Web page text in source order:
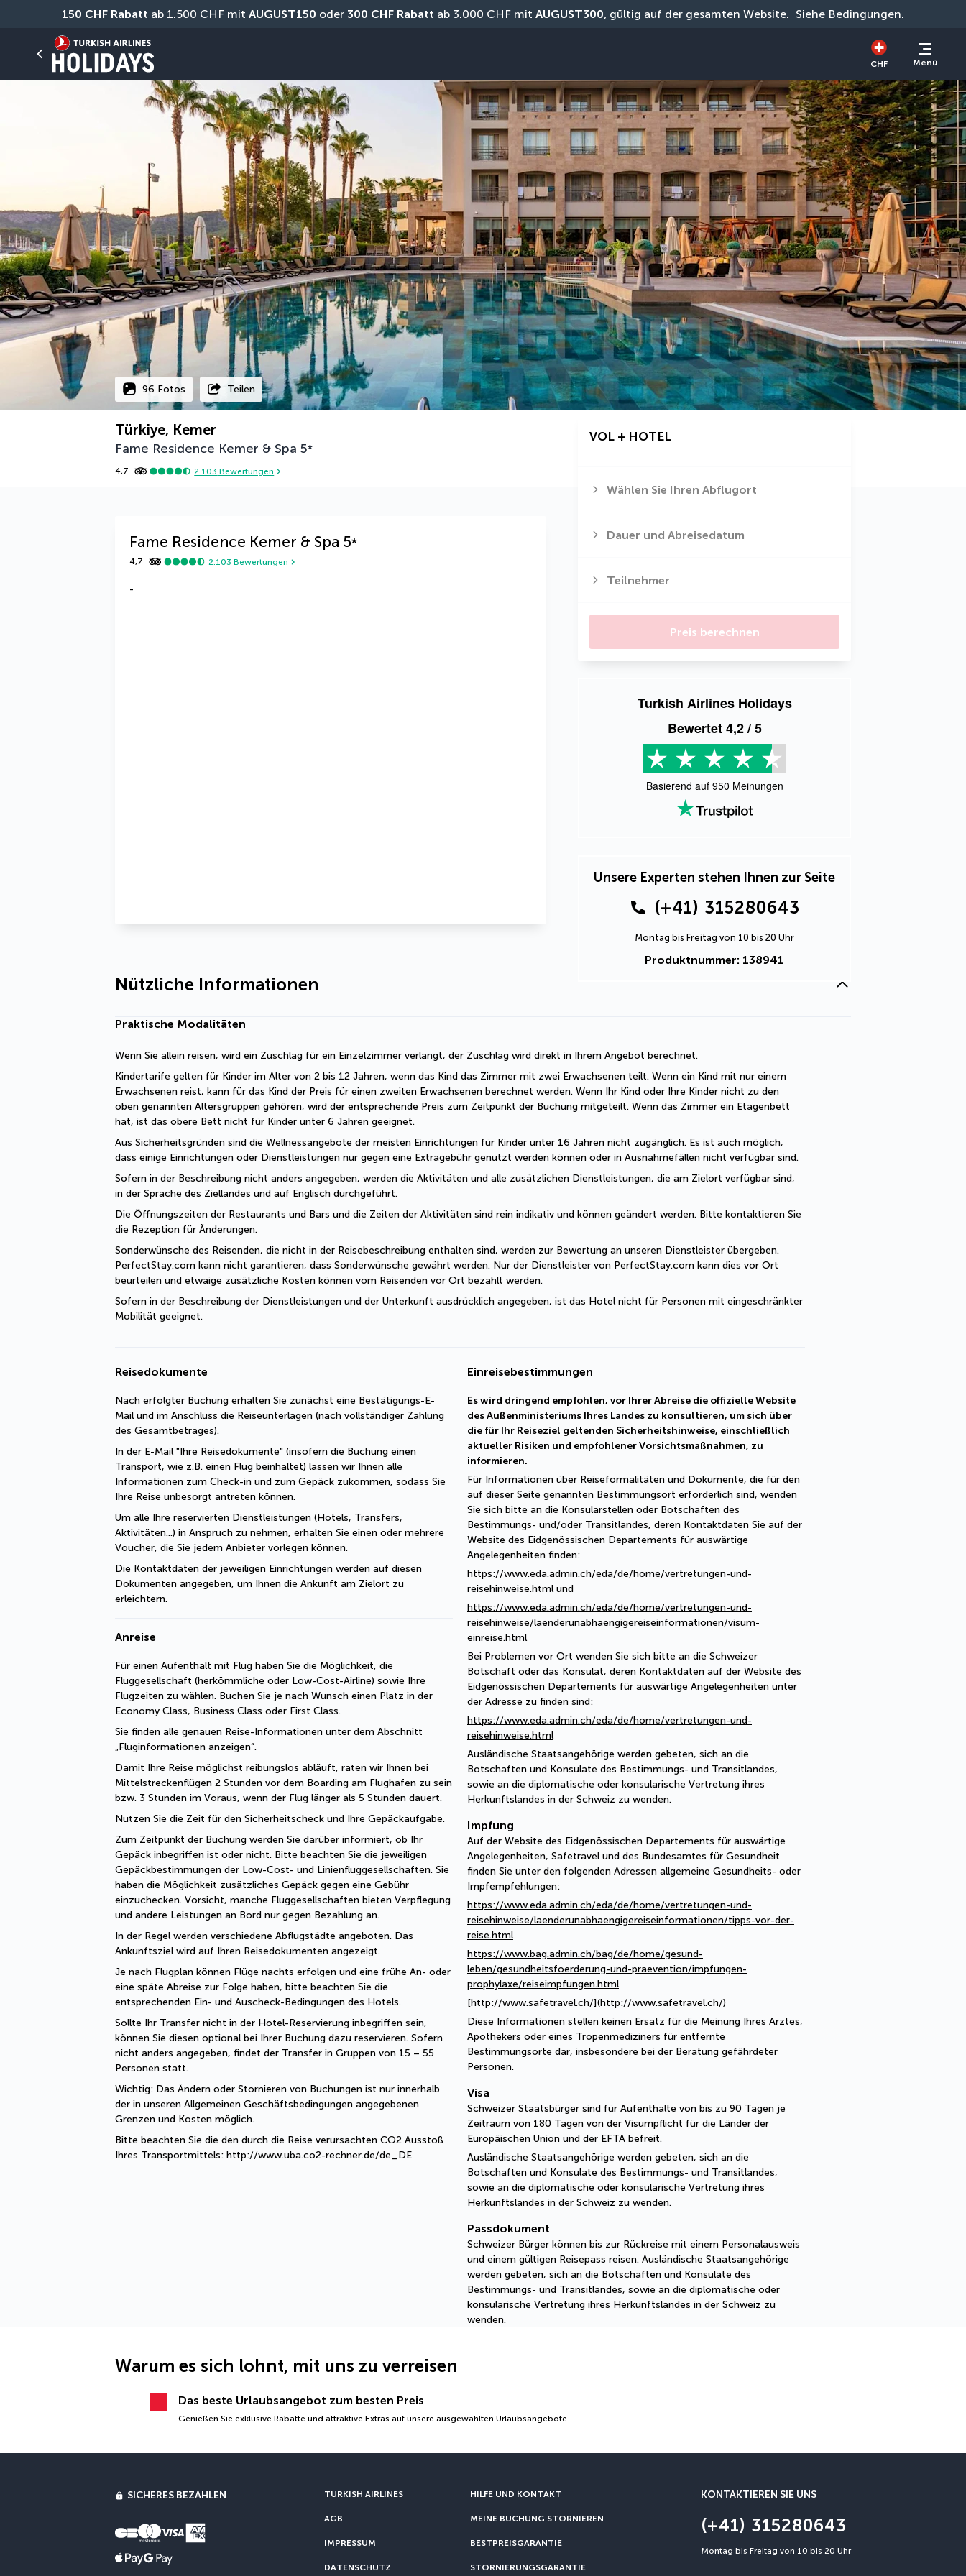
150 CHF Rabatt ab 1.500 CHF mit AUGUST150 oder 300 CHF Rabatt ab 3.000 CHF mit AUGUST300, gültig auf der gesamten Website. Siehe Bedingungen.
CHF Menü
96 Fotos Teilen
Türkiye, Kemer
Fame Residence Kemer & Spa 5*
4,7 2.103 Bewertungen
VOL + HOTEL
Wählen Sie Ihren Abflugort
Dauer und Abreisedatum
Teilnehmer
Preis berechnen
Turkish Airlines Holidays
Bewertet4,2/ 5
Basierend auf 950 Meinungen
Unsere Experten stehen Ihnen zur Seite
(+41) 315280643
Montag bis Freitag von 10 bis 20 Uhr
Produktnummer: 138941
Fame Residence Kemer & Spa 5*
4,7 2.103 Bewertungen
-
Nützliche Informationen
Praktische Modalitäten
Wenn Sie allein reisen, wird ein Zuschlag für ein Einzelzimmer verlangt, der Zuschlag wird direkt in Ihrem Angebot berechnet.
Kindertarife gelten für Kinder im Alter von 2 bis 12 Jahren, wenn das Kind das Zimmer mit zwei Erwachsenen teilt. Wenn ein Kind mit nur einem
Erwachsenen reist, kann für das Kind der Preis für einen zweiten Erwachsenen berechnet werden. Wenn Ihr Kind oder Ihre Kinder nicht zu den
oben genannten Altersgruppen gehören, wird der entsprechende Preis zum Zeitpunkt der Buchung mitgeteilt. Wenn das Zimmer ein Etagenbett
hat, ist das obere Bett nicht für Kinder unter 6 Jahren geeignet.
Aus Sicherheitsgründen sind die Wellnessangebote der meisten Einrichtungen für Kinder unter 16 Jahren nicht zugänglich. Es ist auch möglich,
dass einige Einrichtungen oder Dienstleistungen nur gegen eine Extragebühr genutzt werden können oder in Ausnahmefällen nicht verfügbar sind.
Sofern in der Beschreibung nicht anders angegeben, werden die Aktivitäten und alle zusätzlichen Dienstleistungen, die am Zielort verfügbar sind,
in der Sprache des Ziellandes und auf Englisch durchgeführt.
Die Öffnungszeiten der Restaurants und Bars und die Zeiten der Aktivitäten sind rein indikativ und können geändert werden. Bitte kontaktieren Sie
die Rezeption für Änderungen.
Sonderwünsche des Reisenden, die nicht in der Reisebeschreibung enthalten sind, werden zur Bewertung an unseren Dienstleister übergeben.
PerfectStay.com kann nicht garantieren, dass Sonderwünsche gewährt werden. Nur der Dienstleister von PerfectStay.com kann dies vor Ort
beurteilen und etwaige zusätzliche Kosten können vom Reisenden vor Ort bezahlt werden.
Sofern in der Beschreibung der Dienstleistungen und der Unterkunft ausdrücklich angegeben, ist das Hotel nicht für Personen mit eingeschränkter
Mobilität geeignet.
Reisedokumente
Nach erfolgter Buchung erhalten Sie zunächst eine Bestätigungs-E-
Mail und im Anschluss die Reiseunterlagen (nach vollständiger Zahlung
des Gesamtbetrages).
In der E-Mail "Ihre Reisedokumente" (insofern die Buchung einen
Transport, wie z.B. einen Flug beinhaltet) lassen wir Ihnen alle
Informationen zum Check-in und zum Gepäck zukommen, sodass Sie
Ihre Reise unbesorgt antreten können.
Um alle Ihre reservierten Dienstleistungen (Hotels, Transfers,
Aktivitäten...) in Anspruch zu nehmen, erhalten Sie einen oder mehrere
Voucher, die Sie jedem Anbieter vorlegen können.
Die Kontaktdaten der jeweiligen Einrichtungen werden auf diesen
Dokumenten angegeben, um Ihnen die Ankunft am Zielort zu
erleichtern.
Anreise
Für einen Aufenthalt mit Flug haben Sie die Möglichkeit, die
Fluggesellschaft (herkömmliche oder Low-Cost-Airline) sowie Ihre
Flugzeiten zu wählen. Buchen Sie je nach Wunsch einen Platz in der
Economy Class, Business Class oder First Class.
Sie finden alle genauen Reise-Informationen unter dem Abschnitt
„Fluginformationen anzeigen“.
Damit Ihre Reise möglichst reibungslos abläuft, raten wir Ihnen bei
Mittelstreckenflügen 2 Stunden vor dem Boarding am Flughafen zu sein
bzw. 3 Stunden im Voraus, wenn der Flug länger als 5 Stunden dauert.
Nutzen Sie die Zeit für den Sicherheitscheck und Ihre Gepäckaufgabe.
Zum Zeitpunkt der Buchung werden Sie darüber informiert, ob Ihr
Gepäck inbegriffen ist oder nicht. Bitte beachten Sie die jeweiligen
Gepäckbestimmungen der Low-Cost- und Linienfluggesellschaften. Sie
haben die Möglichkeit zusätzliches Gepäck gegen eine Gebühr
einzuchecken. Vorsicht, manche Fluggesellschaften bieten Verpflegung
und andere Leistungen an Bord nur gegen Bezahlung an.
In der Regel werden verschiedene Abflugstädte angeboten. Das
Ankunftsziel wird auf Ihren Reisedokumenten angezeigt.
Je nach Flugplan können Flüge nachts erfolgen und eine frühe An- oder
eine späte Abreise zur Folge haben, bitte beachten Sie die
entsprechenden Ein- und Auscheck-Bedingungen des Hotels.
Sollte Ihr Transfer nicht in der Hotel-Reservierung inbegriffen sein,
können Sie diesen optional bei Ihrer Buchung dazu reservieren. Sofern
nicht anders angegeben, findet der Transfer in Gruppen von 15 – 55
Personen statt.
Wichtig: Das Ändern oder Stornieren von Buchungen ist nur innerhalb
der in unseren Allgemeinen Geschäftsbedingungen angegebenen
Grenzen und Kosten möglich.
Bitte beachten Sie die den durch die Reise verursachten CO2 Ausstoß
Ihres Transportmittels: http://www.uba.co2-rechner.de/de_DE
Einreisebestimmungen
Es wird dringend empfohlen, vor Ihrer Abreise die offizielle Website
des Außenministeriums Ihres Landes zu konsultieren, um sich über
die für Ihr Reiseziel geltenden Sicherheitshinweise, einschließlich
aktueller Risiken und empfohlener Vorsichtsmaßnahmen, zu
informieren.
Für Informationen über Reiseformalitäten und Dokumente, die für den
auf dieser Seite genannten Bestimmungsort erforderlich sind, wenden
Sie sich bitte an die Konsularstellen oder Botschaften des
Bestimmungs- und/oder Transitlandes, deren Kontaktdaten Sie auf der
Website des Eidgenössischen Departements für auswärtige
Angelegenheiten finden:
https://www.eda.admin.ch/eda/de/home/vertretungen-und-
reisehinweise.html und
https://www.eda.admin.ch/eda/de/home/vertretungen-und-
reisehinweise/laenderunabhaengigereiseinformationen/visum-
einreise.html
Bei Problemen vor Ort wenden Sie sich bitte an die Schweizer
Botschaft oder das Konsulat, deren Kontaktdaten auf der Website des
Eidgenössischen Departements für auswärtige Angelegenheiten unter
der Adresse zu finden sind:
https://www.eda.admin.ch/eda/de/home/vertretungen-und-
reisehinweise.html
Ausländische Staatsangehörige werden gebeten, sich an die
Botschaften und Konsulate des Bestimmungs- und Transitlandes,
sowie an die diplomatische oder konsularische Vertretung ihres
Herkunftslandes in der Schweiz zu wenden.
Impfung
Auf der Website des Eidgenössischen Departements für auswärtige
Angelegenheiten, Safetravel und des Bundesamtes für Gesundheit
finden Sie unter den folgenden Adressen allgemeine Gesundheits- oder
Impfempfehlungen:
https://www.eda.admin.ch/eda/de/home/vertretungen-und-
reisehinweise/laenderunabhaengigereiseinformationen/tipps-vor-der-
reise.html
https://www.bag.admin.ch/bag/de/home/gesund-
leben/gesundheitsfoerderung-und-praevention/impfungen-
prophylaxe/reiseimpfungen.html
[http://www.safetravel.ch/](http://www.safetravel.ch/)
Diese Informationen stellen keinen Ersatz für die Meinung Ihres Arztes,
Apothekers oder eines Tropenmediziners für entfernte
Bestimmungsorte dar, insbesondere bei der Beratung gefährdeter
Personen.
Visa
Schweizer Staatsbürger sind für Aufenthalte von bis zu 90 Tagen je
Zeitraum von 180 Tagen von der Visumpflicht für die Länder der
Europäischen Union und der EFTA befreit.
Ausländische Staatsangehörige werden gebeten, sich an die
Botschaften und Konsulate des Bestimmungs- und Transitlandes,
sowie an die diplomatische oder konsularische Vertretung ihres
Herkunftslandes in der Schweiz zu wenden.
Passdokument
Schweizer Bürger können bis zur Rückreise mit einem Personalausweis
und einem gültigen Reisepass reisen. Ausländische Staatsangehörige
werden gebeten, sich an die Botschaften und Konsulate des
Bestimmungs- und Transitlandes, sowie an die diplomatische oder
konsularische Vertretung ihres Herkunftslandes in der Schweiz zu
wenden.
Warum es sich lohnt, mit uns zu verreisen
Das beste Urlaubsangebot zum besten Preis
Genießen Sie exklusive Rabatte und attraktive Extras auf unsere ausgewählten Urlaubsangebote.
SICHERES BEZAHLEN KONTAKTIEREN SIE UNS
(+41) 315280643
Montag bis Freitag von 10 bis 20 Uhr
TURKISH AIRLINES
AGB
IMPRESSUM
DATENSCHUTZ
HILFE UND KONTAKT
MEINE BUCHUNG STORNIEREN
BESTPREISGARANTIE
STORNIERUNGSGARANTIE